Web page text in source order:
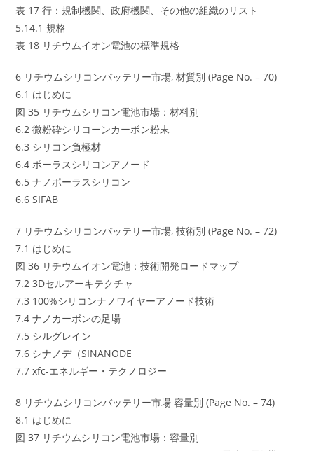
表 17 行：規制機関、政府機関、その他の組織のリスト
5.14.1 規格
表 18 リチウムイオン電池の標準規格
6 リチウムシリコンバッテリー市場, 材質別 (Page No. – 70)
6.1 はじめに
図 35 リチウムシリコン電池市場：材料別
6.2 微粉砕シリコーンカーボン粉末
6.3 シリコン負極材
6.4 ポーラスシリコンアノード
6.5 ナノポーラスシリコン
6.6 SIFAB
7 リチウムシリコンバッテリー市場, 技術別 (Page No. – 72)
7.1 はじめに
図 36 リチウムイオン電池：技術開発ロードマップ
7.2 3Dセルアーキテクチャ
7.3 100%シリコンナノワイヤーアノード技術
7.4 ナノカーボンの足場
7.5 シルグレイン
7.6 シナノデ（SINANODE
7.7 xfc-エネルギー・テクノロジー
8 リチウムシリコンバッテリー市場 容量別 (Page No. – 74)
8.1 はじめに
図 37 リチウムシリコン電池市場：容量別